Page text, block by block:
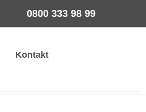
0800 333 98 99
Kontakt